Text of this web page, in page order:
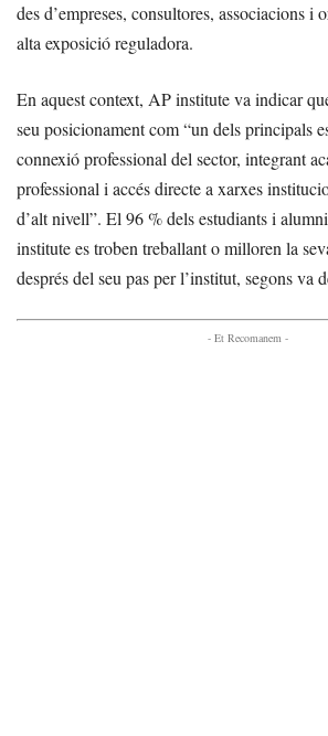
des d’empreses, consultores, associacions i
alta exposició reguladora.
En aquest context, AP institute va indicar
seu posicionament com “un dels principals
connexió professional del sector, integrant
professional i accés directe a xarxes
d’alt nivell”. El 96 % dels estudiants i
institute es troben treballant o milloren la
després del seu pas per l’institut, segons va
- Et Recomanem -